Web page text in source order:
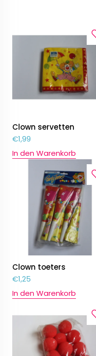
Clown servetten
€1,99
In den Warenkorb
Clown toeters
€1,25
In den Warenkorb